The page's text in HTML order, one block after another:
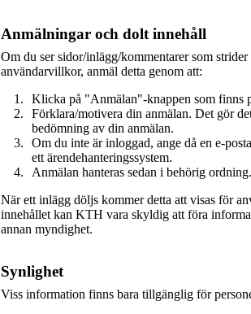
Anmälningar och dolt innehåll
Om du ser sidor/inlägg/kommentarer som
användarvillkor, anmäl detta genom att:
Klicka på "Anmälan"-knappen som finns
Förklara/motivera din anmälan. Det gör
bedömning av din anmälan.
Om du inte är inloggad, ange då en e-
ett ärendehanteringssystem.
Anmälan hanteras sedan i behörig ordning.
När ett inlägg döljs kommer detta att visas för
innehållet kan KTH vara skyldig att föra
annan myndighet.
Synlighet
Viss information finns bara tillgänglig för